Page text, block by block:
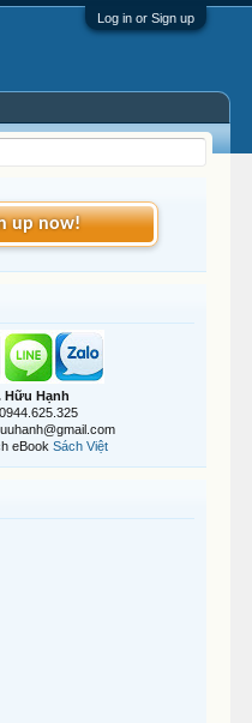
Log in or Sign up
up now!
Hữu Hạnh
eBook Sách Việt